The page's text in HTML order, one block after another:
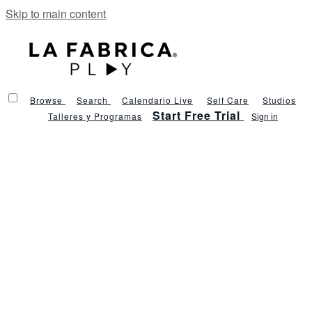
Skip to main content
Browse Search Calendario Live Self Care
Studios
Talleres y Programas
Start Free Trial Sign in